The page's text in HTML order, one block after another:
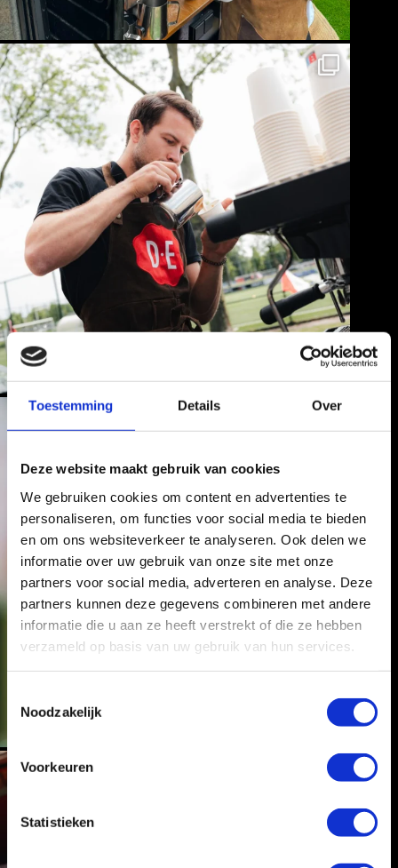
Toestemming Details Over
Deze website maakt gebruik van cookies
We gebruiken cookies om content en advertenties te
personaliseren, om functies voor social media te bieden
en om ons websiteverkeer te analyseren. Ook delen we
informatie over uw gebruik van onze site met onze
partners voor social media, adverteren en analyse. Deze
partners kunnen deze gegevens combineren met andere
informatie die u aan ze heeft verstrekt of die ze hebben
verzameld op basis van uw gebruik van hun services.
e
s
t
i
Noodzakelijk
Voorkeuren
Statistieken